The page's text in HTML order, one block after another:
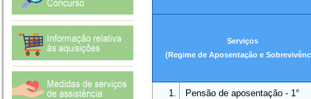
Serviços
(Regime de Aposentação e
1.
Pensão de aposentação - 1°